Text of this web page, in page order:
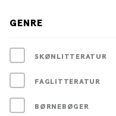
GENRE
SKØNLITTERATUR
FAGLITTERATUR
BØRNEBØGER